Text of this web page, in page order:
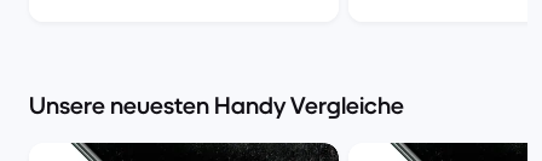
Unsere neuesten Handy Vergleiche